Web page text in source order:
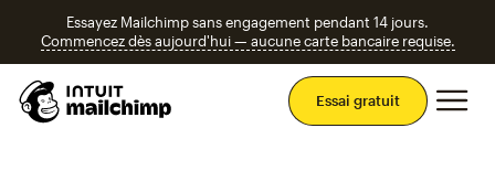
Essayez Mailchimp sans engagement pendant 14 jours.
Commencez dès aujourd'hui — aucune carte bancaire requise.
Essai gratuit